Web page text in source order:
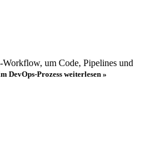
Workflow, um Code, Pipelines und
DevOps-Prozess weiterlesen »